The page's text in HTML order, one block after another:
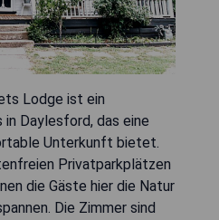
Lodge ist ein
Daylesford, das eine
Unterkunft bietet.
Privatparkplätzen
die Gäste hier die Natur
Die Zimmer sind